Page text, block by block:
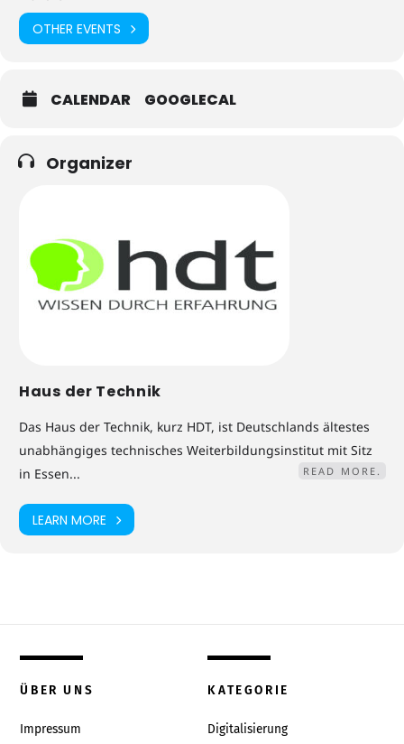
OTHER EVENTS
CALENDAR GOOGLECAL
Organizer
Haus der Technik
Das Haus der Technik, kurz HDT, ist Deutschlands ältestes
unabhängiges technisches Weiterbildungsinstitut mit Sitz
in Essen...
READ MORE.
LEARN MORE
ÜBER UNS
Impressum
KATEGORIE
Digitalisierung